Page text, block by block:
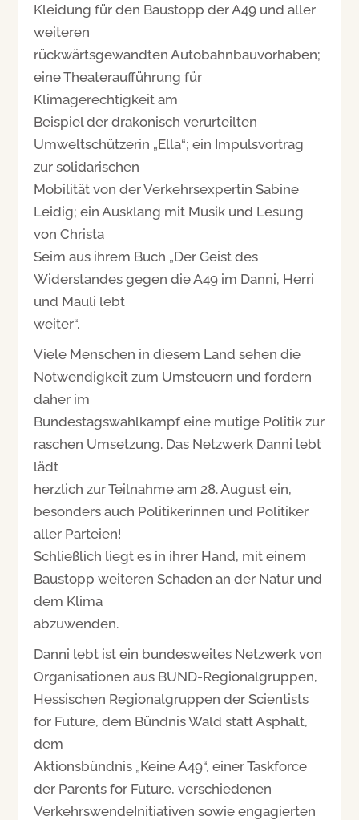
Kleidung für den Baustopp der A49 und aller
weiteren
rückwärtsgewandten Autobahnbauvorhaben;
eine Theateraufführung für
Klimagerechtigkeit am
Beispiel der drakonisch verurteilten
Umweltschützerin „Ella“; ein Impulsvortrag
zur solidarischen
Mobilität von der Verkehrsexpertin Sabine
Leidig; ein Ausklang mit Musik und Lesung
von Christa
Seim aus ihrem Buch „Der Geist des
Widerstandes gegen die A49 im Danni, Herri
und Mauli lebt
weiter“.
Viele Menschen in diesem Land sehen die
Notwendigkeit zum Umsteuern und fordern
daher im
Bundestagswahlkampf eine mutige Politik zur
raschen Umsetzung. Das Netzwerk Danni lebt
lädt
herzlich zur Teilnahme am 28. August ein,
besonders auch Politikerinnen und Politiker
aller Parteien!
Schließlich liegt es in ihrer Hand, mit einem
Baustopp weiteren Schaden an der Natur und
dem Klima
abzuwenden.
Danni lebt ist ein bundesweites Netzwerk von
Organisationen aus BUND-Regionalgruppen,
Hessischen Regionalgruppen der Scientists
for Future, dem Bündnis Wald statt Asphalt,
dem
Aktionsbündnis „Keine A49“, einer Taskforce
der Parents for Future, verschiedenen
VerkehrswendeInitiativen sowie engagierten